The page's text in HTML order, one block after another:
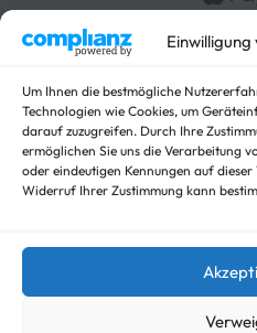
Um Ihnen die bestmögliche
Technologien wie Cookies, um
darauf zuzugreifen. Durch Ihre
ermöglichen Sie uns die Verarbeitung
oder eindeutigen Kennungen auf
Widerruf Ihrer Zustimmung kann
Autotrailer geschlossen
Baumaschinen
Hochlader
Kippanhänger Angebote
Kipper
Koffer
Nicht kategorisieren